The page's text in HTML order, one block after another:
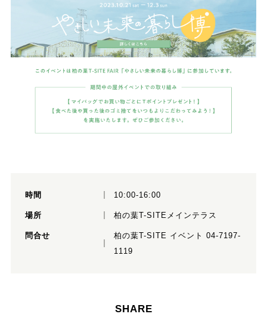
時間 10:00-16:00
場所 柏の葉T-SITEメインテラス
問合せ
柏の葉T-SITE イベント 04-7197-
1119
SHARE